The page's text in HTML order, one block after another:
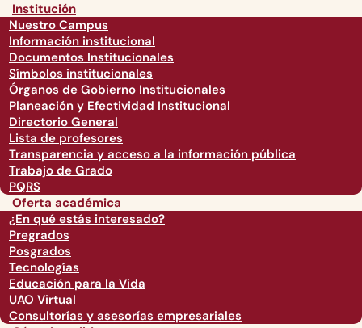
Institución
Nuestro Campus
Información institucional
Documentos Institucionales
Símbolos institucionales
Órganos de Gobierno Institucionales
Planeación y Efectividad Institucional
Directorio General
Lista de profesores
Transparencia y acceso a la información pública
Trabajo de Grado
PQRS
Oferta académica
¿En qué estás interesado?
Pregrados
Posgrados
Tecnologías
Educación para la Vida
UAO Virtual
Consultorías y asesorías empresariales